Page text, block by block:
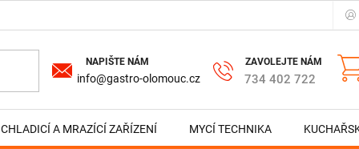
info@gastro-olomouc.cz 734 402 722
CHLADICÍ A MRAZÍCÍ ZAŘÍZENÍ MYCÍ TECHNIKA